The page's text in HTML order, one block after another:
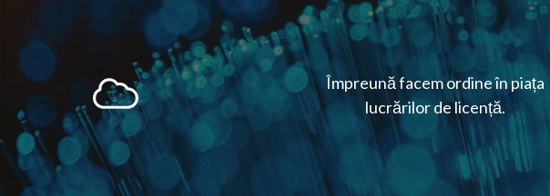
Împreună facem ordine în piața
lucrărilor de licență.